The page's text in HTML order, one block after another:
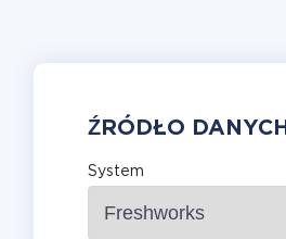
ŹRÓDŁO DANYCH
System